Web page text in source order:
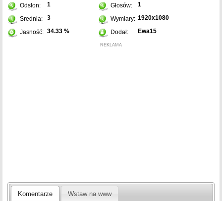
Odsłon: 1 Głosów: 1
Srednia: 3 Wymiary: 1920x1080
Jasność: 34.33 % Dodał: Ewa15
REKLAMA
Komentarze Wstaw na www